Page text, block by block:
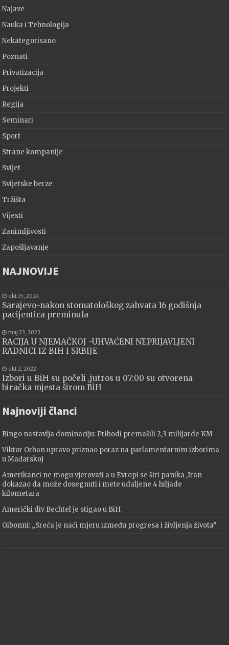
Najave
Nauka i Tehnologija
Nekategorisano
Poznati
Privatizacija
Projekti
Regija
Seminari
Sport
Strane kompanije
Svijet
Svijetske berze
Tržišta
Vijesti
Zanimljivosti
Zapošljavanje
NAJNOVIJE
okt 15, 2024
Sarajevo-nakon stomatološkog zahvata 16 godišnja
pacijentica preminula
maj 23, 2023
RACIJA U NJEMAČKOJ -UHVAĆENI NEPRIJAVLJENI
RADNICI IZ BIH I SRBIJE
okt 2, 2022
Izbori u BiH su počeli ,jutros u 07:00 su otvorena
biračka mjesta širom BiH
Najnoviji članci
Bingo nastavlja dominaciju: Prihodi premašili 2,3 milijarde KM
Viktor Orban upravo priznao poraz na parlamentarnim izborima
u Mađarskoj
Amerikanci ne mogu vjerovati a u Evropi se širi panika ,Iran
dokazao da može dosegnuti i mete udaljene 4 hiljade
kilometara
Američki div Bechtel je stigao u BiH
Gibonni: „Sreća je naći mjeru između progresa i življenja života”